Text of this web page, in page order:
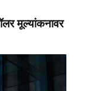
मूल्यांकनावर